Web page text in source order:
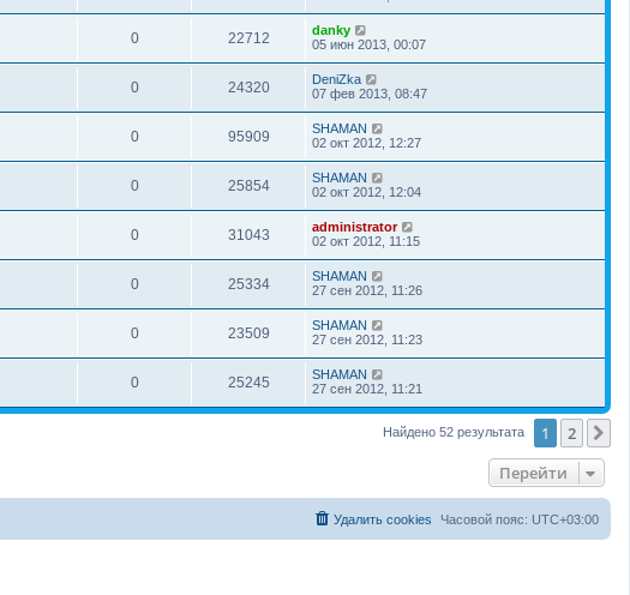
0 22712
danky
05 июн 2013, 00:07
0 24320
DeniZka
07 фев 2013, 08:47
0 95909
SHAMAN
02 окт 2012, 12:27
0 25854
SHAMAN
02 окт 2012, 12:04
0 31043
administrator
02 окт 2012, 11:15
0 25334
SHAMAN
27 сен 2012, 11:26
0 23509
SHAMAN
27 сен 2012, 11:23
0 25245
SHAMAN
27 сен 2012, 11:21
Найдено 52 результата 1 2
Перейти
Часовой пояс: UTC+03:00
Удалить cookies